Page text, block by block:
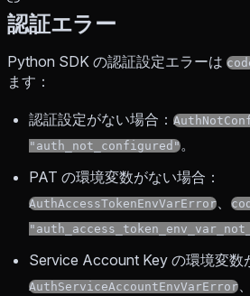
認証エラー
Python SDK の認証設定エラーは
ます：
認証設定がない場合：
"auth_not_configured"。
PAT の環境変数がない場合：
AuthAccessTokenEnvVarError、
Service Account Key の環境変数
AuthServiceAccountEnvVarError、